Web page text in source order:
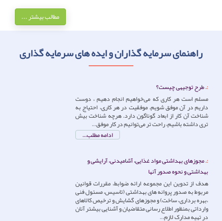
مطالب بیشتر ...
راهنمای سرمایه گذاران و ایده های سرمایه گذاری
طرح توجیهی چیست؟
مسلم است هر کاری که می‌خواهیم انجام دهیم ، دوست
داریم در آن موفق شویم. موفقیت در هر کاری، احتیاج به
شناخت آن کار از ابعاد گوناگون دارد. هرچه شناخت بیش
تری داشته باشیم، راحت تر می‌توانیم در کار موفق…
ادامه مطلب...
مجوزهای بهداشتی مواد غذایی، آشامیدنی، آرایشی و
بهداشتی و نحوه صدور آنها
هدف از تدوین این مجموعه ارائه ضوابط، مقررات قوانین
مربوط به صدور پروانه های بهداشتی (‌تاسیس، مسئول فنی
،بهره برداری، ساخت) و مجوزهای گشایش و ترخیص کالاهای
وارداتی بمنظور اطلاع رسانی متقاضیان و آشنایی بیشتر آنان
در تهیه مدارک لازم…